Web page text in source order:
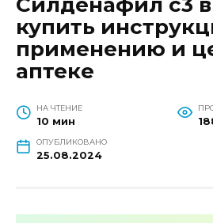
купить
применению и
аптеке
НА ЧТЕНИЕ
10 мин
ОПУБЛИКОВАНО
25.08.2024